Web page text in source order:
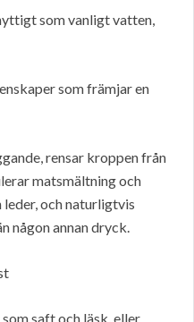
som vanligt vatten,
som främjar en
rensar kroppen från
matsmältning och
och naturligtvis
någon annan dryck.
saft och läsk, eller